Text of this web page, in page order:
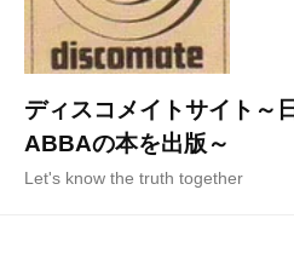
ディスコメイトサイト～
ABBAの本を出版～
Let's know the truth together